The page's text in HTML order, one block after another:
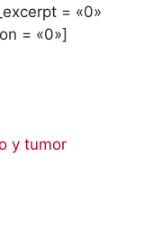
= «0»
= «0»]
y tumor